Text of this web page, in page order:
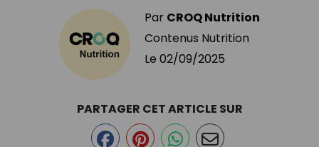
Par CROQ Nutrition
Contenus Nutrition
Le 02/09/2025
PARTAGER CET ARTICLE SUR